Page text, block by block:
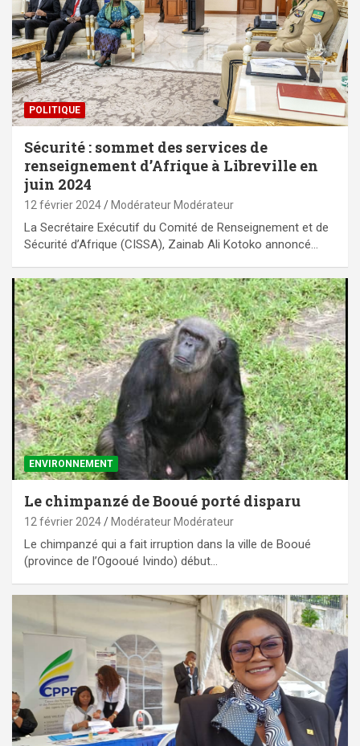
POLITIQUE
Sécurité : sommet des services de
renseignement d’Afrique à Libreville en
juin 2024
12 février 2024 Modérateur Modérateur
La Secrétaire Exécutif du Comité de Renseignement et de
Sécurité d’Afrique (CISSA), Zainab Ali Kotoko annoncé…
ENVIRONNEMENT
Le chimpanzé de Booué porté disparu
12 février 2024 Modérateur Modérateur
Le chimpanzé qui a fait irruption dans la ville de Booué
(province de l’Ogooué Ivindo) début…